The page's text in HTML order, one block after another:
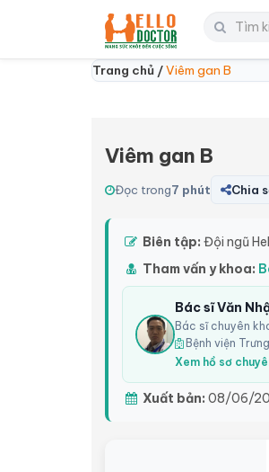
Trang chủ /Viêm gan B
Viêm gan B
Đọc trong7 phút Chia
Biên tập: Đội ngũ
Tham vấn y khoa:
Bác sĩ Văn
Bác sĩ chuyên
Bệnh viện
Xem hồ sơ
Xuất bản: 08/06/